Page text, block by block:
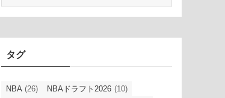
ブ
タグ
NBA (26) NBAドラフト2026 (10)